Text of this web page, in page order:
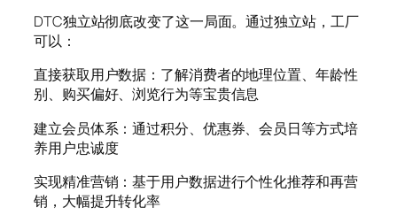
DTC独立站彻底改变了这一局面。通过独立站，工厂
可以：
直接获取用户数据：了解消费者的地理位置、年龄性
别、购买偏好、浏览行为等宝贵信息
建立会员体系：通过积分、优惠券、会员日等方式培
养用户忠诚度
实现精准营销：基于用户数据进行个性化推荐和再营
销，大幅提升转化率